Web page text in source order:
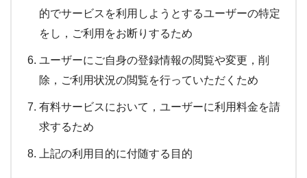
的でサービスを利用しようとするユーザーの特定
をし，ご利用をお断りするため
ユーザーにご自身の登録情報の閲覧や変更，削
除，ご利用状況の閲覧を行っていただくため
有料サービスにおいて，ユーザーに利用料金を請
求するため
上記の利用目的に付随する目的